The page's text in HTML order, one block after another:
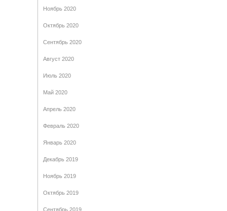
Ноябрь 2020
Октябрь 2020
Сентябрь 2020
Август 2020
Июль 2020
Май 2020
Апрель 2020
Февраль 2020
Январь 2020
Декабрь 2019
Ноябрь 2019
Октябрь 2019
Сентябрь 2019